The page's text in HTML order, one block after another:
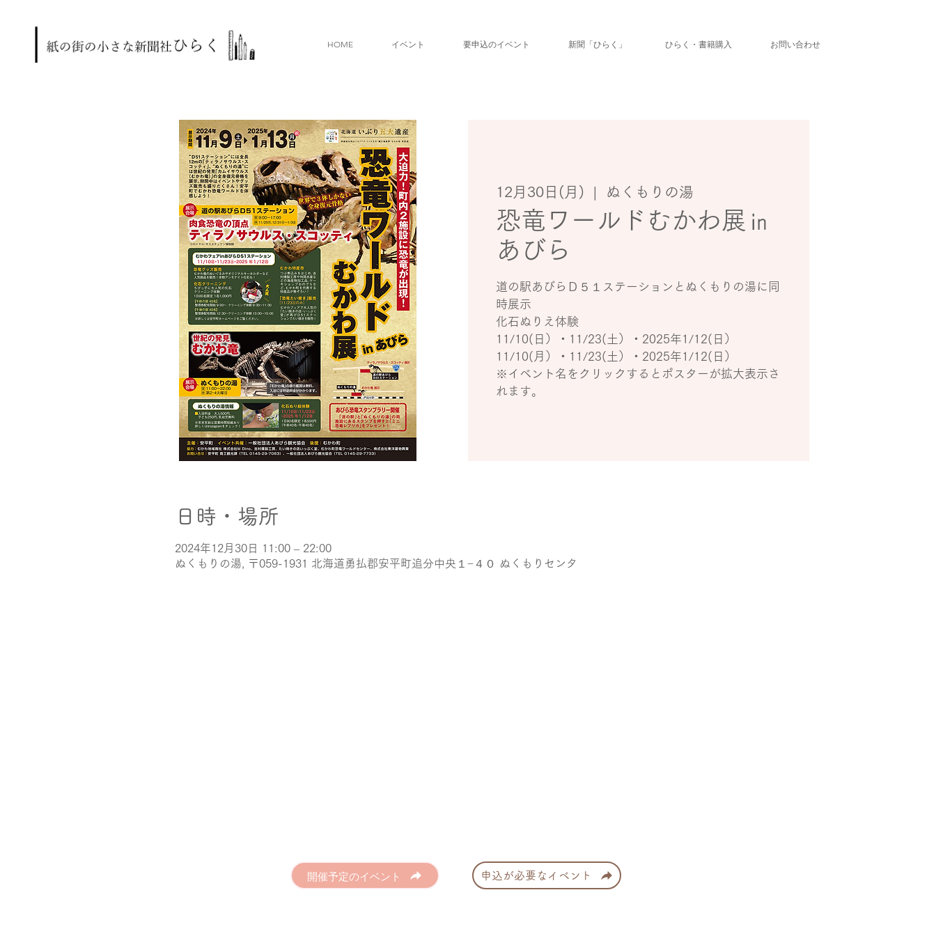
HOME イベント 要申込のイベント 新聞「ひらく」 ひらく・書籍購入 お問い合わせ
12月30日(月)
  |
ぬくもりの湯
恐竜ワールドむかわ展㏌
あびら
道の駅あびらＤ５１ステーションとぬくもりの湯に同
時展示
化石ぬりえ体験
11/10(日）・11/23(土）・2025年1/12(日）
11/10(月）・11/23(土）・2025年1/12(日）
※イベント名をクリックするとポスターが拡大表示さ
れます。
日時・場所
2024年12月30日 11:00 – 22:00
ぬくもりの湯, 〒059-1931 北海道勇払郡安平町追分中央１−４０ ぬくもりセンタ
開催予定のイベント 申込が必要なイベント